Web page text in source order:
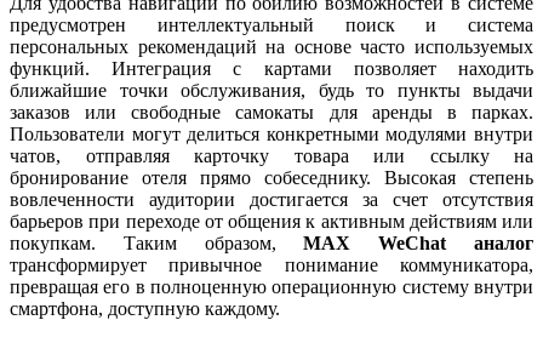
предусмотрен интеллектуальный поиск и система
персональных рекомендаций на основе часто используемых
функций. Интеграция с картами позволяет находить
ближайшие точки обслуживания, будь то пункты выдачи
заказов или свободные самокаты для аренды в парках.
Пользователи могут делиться конкретными модулями внутри
чатов, отправляя карточку товара или ссылку на
бронирование отеля прямо собеседнику. Высокая степень
вовлеченности аудитории достигается за счет отсутствия
барьеров при переходе от общения к активным действиям или
покупкам. Таким образом,MAX WeChat аналог
трансформирует привычное понимание коммуникатора,
превращая его в полноценную операционную систему внутри
смартфона, доступную каждому.